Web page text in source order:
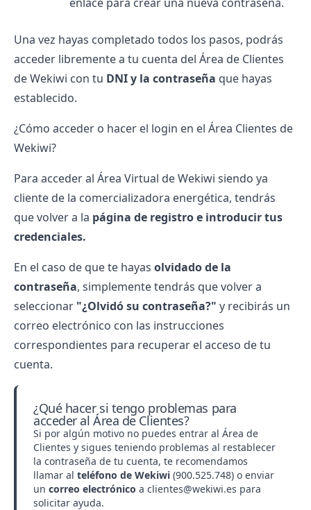
Una vez hayas completado todos los pasos, podrás
acceder libremente a tu cuenta del Área de Clientes
de Wekiwi con tu DNI y la contraseña que hayas
establecido.
¿Cómo acceder o hacer el login en el Área Clientes de
Wekiwi?
Para acceder al Área Virtual de Wekiwi siendo ya
cliente de la comercializadora energética, tendrás
que volver a la página de registro e introducir tus
credenciales.
En el caso de que te hayas olvidado de la
contraseña, simplemente tendrás que volver a
seleccionar "¿Olvidó su contraseña?" y recibirás un
correo electrónico con las instrucciones
correspondientes para recuperar el acceso de tu
cuenta.
¿Qué hacer si tengo problemas para
acceder al Área de Clientes?
Si por algún motivo no puedes entrar al Área de
Clientes y sigues teniendo problemas al restablecer
la contraseña de tu cuenta, te recomendamos
llamar al teléfono de Wekiwi (900.525.748) o enviar
un correo electrónico a clientes@wekiwi.es para
solicitar ayuda.